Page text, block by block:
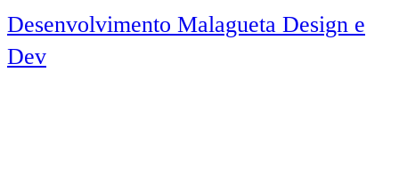
Desenvolvimento Malagueta Design e
Dev